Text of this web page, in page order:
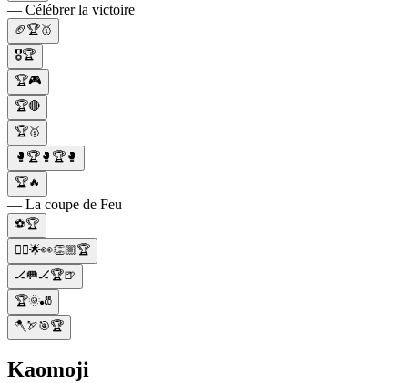
— Célébrer la victoire
🏈🏆🥇
🎖️🏆
🏆🎮
🏆🔴
🏆🥇
🥊🏆🥊🏆🥊
🏆🔥
— La coupe de Feu
⚽🏆
🏃‍♂️🌟👀👏🏼🏆
🏒🥅🏒🏆🍺
🏆🌞🎳
🪓🏹🎯🏆
Kaomoji